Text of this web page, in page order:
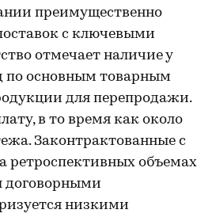
преимущественно
с ключевыми
отмечает наличие у
по основным товарным
для перепродажи.
в то время как около
Законтрактованные с
объемах
договорными
низкими